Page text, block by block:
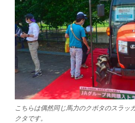
こちらは偶然同じ馬力のクボタのスラッ
クタです。